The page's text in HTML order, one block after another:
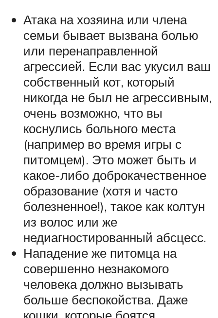
Атака на хозяина или члена
семьи бывает вызвана болью
или перенаправленной
агрессией. Если вас укусил ваш
собственный кот, который
никогда не был не агрессивным,
очень возможно, что вы
коснулись больного места
(например во время игры с
питомцем). Это может быть и
какое-либо доброкачественное
образование (хотя и часто
болезненное!), такое как колтун
из волос или же
недиагностированный абсцесс.
Нападение же питомца на
совершенно незнакомого
человека должно вызывать
больше беспокойства. Даже